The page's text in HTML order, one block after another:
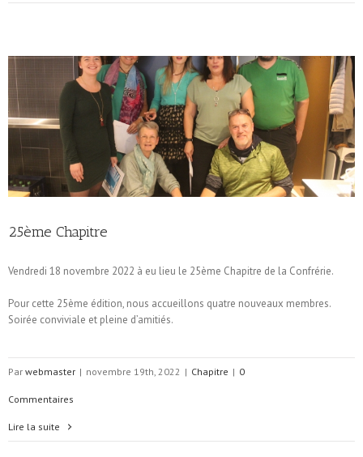
25ème Chapitre
Vendredi 18 novembre 2022 à eu lieu le 25ème Chapitre de la Confrérie.
Pour cette 25ème édition, nous accueillons quatre nouveaux membres.
Soirée conviviale et pleine d’amitiés.
Par webmaster | novembre 19th, 2022 | Chapitre | 0
Commentaires
Lire la suite